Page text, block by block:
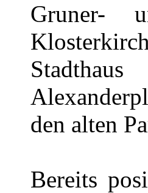
Gruner-
den alten
Bereits